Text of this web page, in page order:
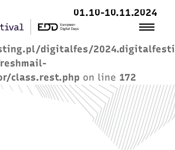
access array offset on value of
digitalfes/
class.rest.php on line 172
01.10-10.11.2024